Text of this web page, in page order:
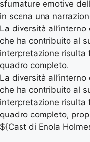
sfumature emotive
in scena una
La diversità
che ha contribuito al
interpretazione risulta
quadro completo.
La diversità
che ha contribuito al
interpretazione risulta
quadro completo,
${Cast di Enola